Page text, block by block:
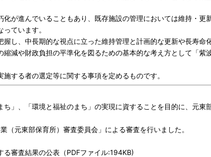
が進んでいることもあり、既存施設の管理においては維持・更
ています。
し、中長期的な視点に立った維持管理と計画的な更新や長寿命
減や財政負担の平準化を図るための基本的な考え方として「紫
する者の選定等に関する事項を定めるものです。
ち」、「環境と福祉のまち」の実現に資することを目的に、元東
（元東部保育所）審査委員会」による審査を行いました。
審査結果の公表（PDFファイル:194KB)